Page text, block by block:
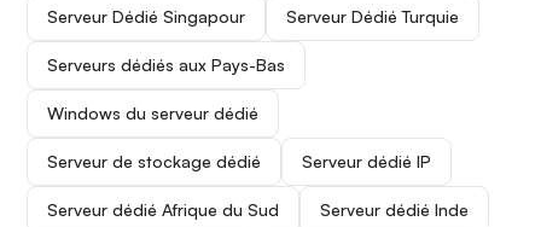
Serveur Dédié Singapour Serveur Dédié Turquie
Serveurs dédiés aux Pays-Bas
Windows du serveur dédié
Serveur de stockage dédié Serveur dédié IP
Serveur dédié Afrique du Sud Serveur dédié Inde